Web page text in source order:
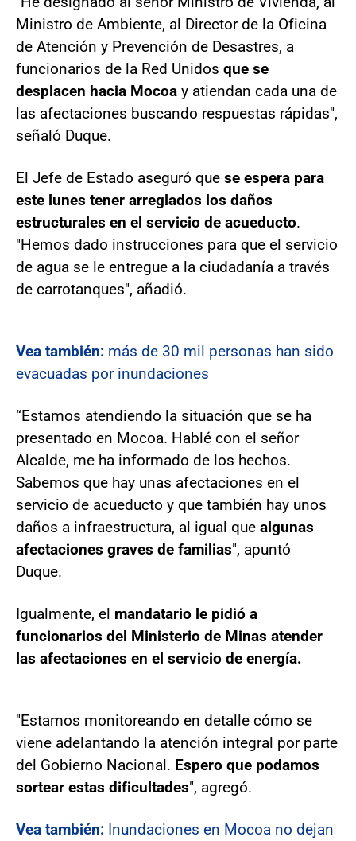
Ministro de Ambiente, al Director de la Oficina
de Atención y Prevención de Desastres, a
funcionarios de la Red Unidos que se
desplacen hacia Mocoa y atiendan cada una de
las afectaciones buscando respuestas rápidas",
señaló Duque.
El Jefe de Estado aseguró que se espera para
este lunes tener arreglados los daños
estructurales en el servicio de acueducto.
"Hemos dado instrucciones para que el servicio
de agua se le entregue a la ciudadanía a través
de carrotanques", añadió.
Vea también: más de 30 mil personas han sido
evacuadas por inundaciones
“Estamos atendiendo la situación que se ha
presentado en Mocoa. Hablé con el señor
Alcalde, me ha informado de los hechos.
Sabemos que hay unas afectaciones en el
servicio de acueducto y que también hay unos
daños a infraestructura, al igual que algunas
afectaciones graves de familias", apuntó
Duque.
Igualmente, el mandatario le pidió a
funcionarios del Ministerio de Minas atender
las afectaciones en el servicio de energía.
"Estamos monitoreando en detalle cómo se
viene adelantando la atención integral por parte
del Gobierno Nacional. Espero que podamos
sortear estas dificultades", agregó.
Vea también: Inundaciones en Mocoa no dejan